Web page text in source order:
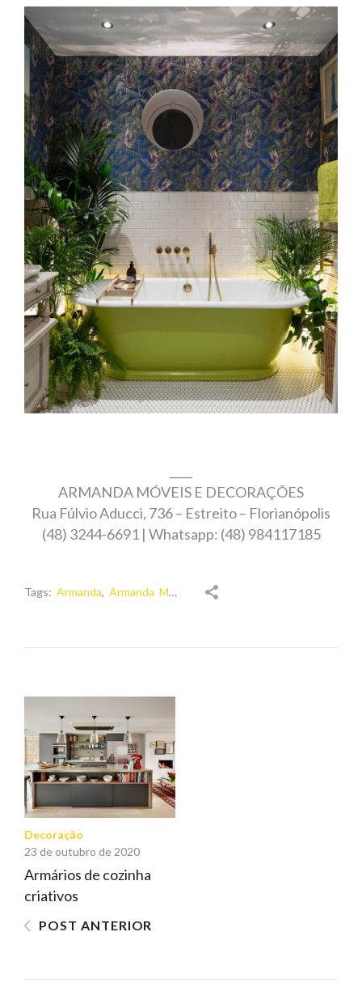
ARMANDA MÓVEIS E DECORAÇÕES
Rua Fúlvio Aducci, 736 – Estreito – Florianópolis
(48) 3244-6691 | Whatsapp: (48) 984117185
Tags: Armanda, Armanda Móveis decor
NAVEGAÇÃO
DE
POST
Decoração
23 de outubro de 2020
Armários de cozinha
criativos
POST ANTERIOR